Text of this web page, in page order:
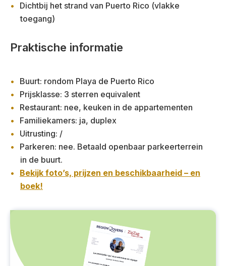
Dichtbij het strand van Puerto Rico (vlakke
toegang)
Praktische informatie
Buurt: rondom Playa de Puerto Rico
Prijsklasse: 3 sterren equivalent
Restaurant: nee, keuken in de appartementen
Familiekamers: ja, duplex
Uitrusting: /
Parkeren: nee. Betaald openbaar parkeerterrein
in de buurt.
Bekijk foto’s, prijzen en beschikbaarheid – en
boek!